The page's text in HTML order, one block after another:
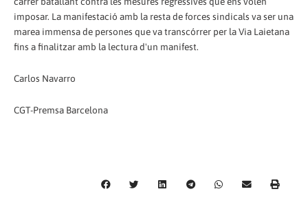
imposar. La manifestació amb la resta de forces sindicals va ser una
marea immensa de persones que va transcórrer per la Via Laietana
fins a finalitzar amb la lectura d'un manifest.
Carlos Navarro
CGT-Premsa Barcelona